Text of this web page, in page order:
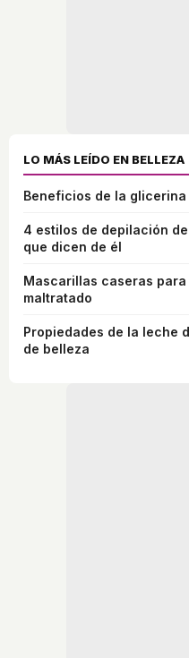
LO MÁS LEÍDO EN BELLEZA
Beneficios de la glicerina
4 estilos de depilación
que dicen de él
Mascarillas caseras
maltratado
Propiedades de la leche
de belleza